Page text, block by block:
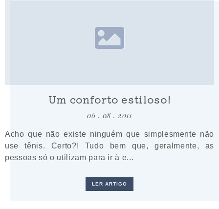
Um conforto estiloso!
06 . 08 . 2011
Acho que não existe ninguém que simplesmente não
use tênis. Certo?! Tudo bem que, geralmente, as
pessoas só o utilizam para ir à e...
LER ARTIGO